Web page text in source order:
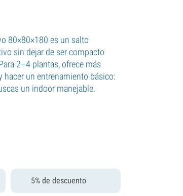
80×80×180 es un salto
sin dejar de ser compacto
2–4 plantas, ofrece más
hacer un entrenamiento básico:
un indoor manejable.
5% de descuento